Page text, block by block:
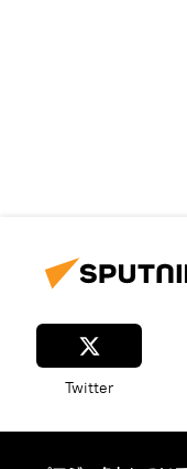
Twitter